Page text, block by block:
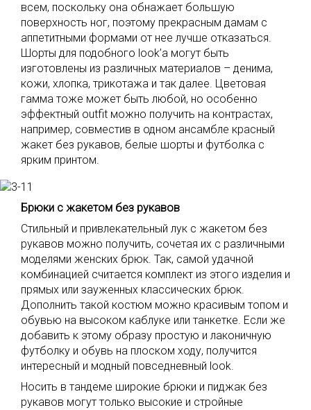
всем, поскольку она обнажает большую
поверхность ног, поэтому прекрасным дамам с
аппетитными формами от нее лучше отказаться.
Шорты для подобного look’а могут быть
изготовлены из различных материалов – денима,
кожи, хлопка, трикотажа и так далее. Цветовая
гамма тоже может быть любой, но особенно
эффектный outfit можно получить на контрастах,
например, совместив в одном ансамбле красный
жакет без рукавов, белые шорты и футболка с
ярким принтом.
Брюки с жакетом без рукавов
Стильный и привлекательный лук с жакетом без
рукавов можно получить, сочетая их с различными
моделями женских брюк. Так, самой удачной
комбинацией считается комплект из этого изделия и
прямых или зауженных классических брюк.
Дополнить такой костюм можно красивым топом и
обувью на высоком каблуке или танкетке. Если же
добавить к этому образу простую и лаконичную
футболку и обувь на плоском ходу, получится
интересный и модный повседневный look.
Носить в тандеме широкие брюки и пиджак без
рукавов могут только высокие и стройные